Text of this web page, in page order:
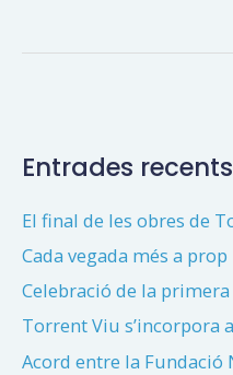
en
Viu
Entrades recents
El final de les obres de
Cada vegada més a prop
Celebració de la
Torrent Viu s’incorpora
Acord entre la Fundació